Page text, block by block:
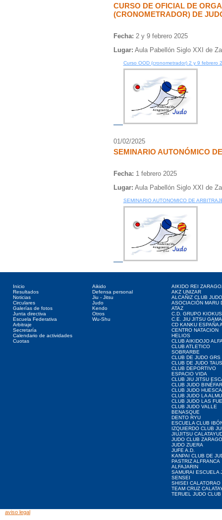
CURSO DE OFICIAL DE
(CRONOMETRADOR) DE
Fecha: 2 y 9 febrero 2025
Lugar: Aula Pabellón Siglo XXI de
Curso OOD (cronometrador) 2 y 9 febrero
01/02/2025
SEMINARIO AUTONÓMICO
Fecha: 1 febrero 2025
Lugar: Aula Pabellón Siglo XXI de
SEMINARIO AUTONOMICO DE
Inicio
Resultados
Noticias
Circulares
Galerías de fotos
Junta directiva
Escuela Federativa
Arbitraje
Secretaría
Calendario de actividades
Cuotas
Aikido
Defensa personal
Jiu - Jitsu
Judo
Kendo
Otros
Wu-Shu
AIKIDO REI
AKZ UNIZAR
ALCAÑIZ CLUB JUDO
ASOCIACIÓN MARU
ATAZ
C.D. GRUPO
C.E. JIU JITSU
CD KANKU ESPAÑA
CENTRO NATACION
HELIOS
CLUB AIKIDOJO
CLUB ATLETICO
SOBRARBE
CLUB DE JUDO GRS
CLUB DE JUDO
CLUB DEPORTIVO
ESPACIO VIDA
CLUB JIU JITSU
CLUB JUDO BINÉFAR
CLUB JUDO HUESCA
CLUB JUDO LA
CLUB JUDO LAS
CLUB JUDO VALLE
BENASQUE
DENTO RYU
ESCUELA CLUB
IZQUIERDO CLUB
JIUJITSU
JUDO CLUB
JUDO ZUERA
JUFE A.D.
KANPAI CLUB DE
PASTRIZ ALFRANCA
ALFAJARIN
SAMURAI ESCUELA
SENSEI
SHISEI CALATORAO
TEAM CRUZ
TERUEL JUDO CLUB
aviso legal